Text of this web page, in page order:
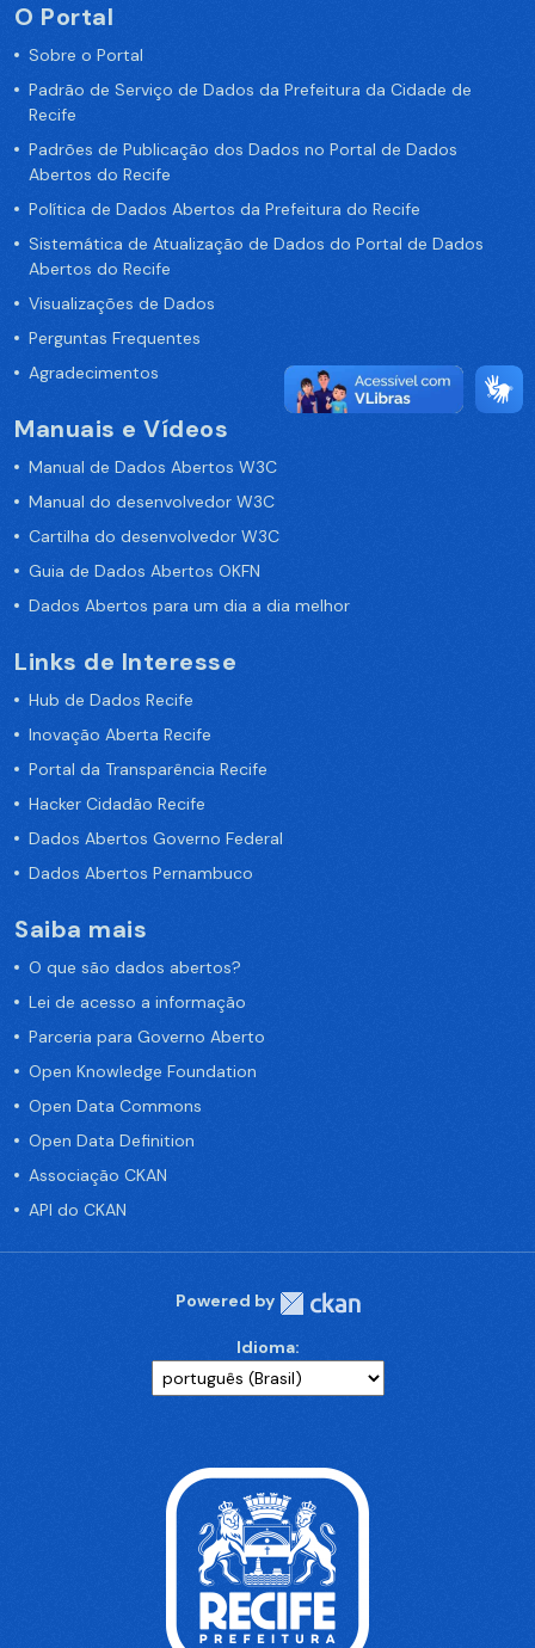
O Portal
Sobre o Portal
Padrão de Serviço de Dados da Prefeitura da Cidade de
Recife
Padrões de Publicação dos Dados no Portal de Dados
Abertos do Recife
Política de Dados Abertos da Prefeitura do Recife
Sistemática de Atualização de Dados do Portal de Dados
Abertos do Recife
Visualizações de Dados
Perguntas Frequentes
Agradecimentos
Manuais e Vídeos
Manual de Dados Abertos W3C
Manual do desenvolvedor W3C
Cartilha do desenvolvedor W3C
Guia de Dados Abertos OKFN
Dados Abertos para um dia a dia melhor
Links de Interesse
Hub de Dados Recife
Inovação Aberta Recife
Portal da Transparência Recife
Hacker Cidadão Recife
Dados Abertos Governo Federal
Dados Abertos Pernambuco
Saiba mais
O que são dados abertos?
Lei de acesso a informação
Parceria para Governo Aberto
Open Knowledge Foundation
Open Data Commons
Open Data Definition
Associação CKAN
API do CKAN
Powered by
Idioma